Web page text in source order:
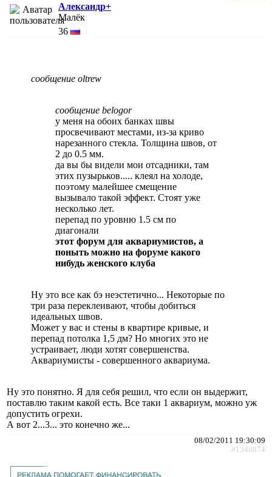
Александр+
Малёк
36
сообщение oltrew
сообщение belogor
у меня на обоих банках швы
просвечивают местами, из-за криво
нарезанного стекла. Толщина швов, от
2 до 0.5 мм.
да вы бы видели мои отсадники, там
этих пузырьков..... клеял на холоде,
поэтому малейшее смещение
вызывало такой эффект. Стоят уже
несколько лет.
перепад по уровню 1.5 см по
диагонали
этот форум для аквариумистов, а
поныть можно на форуме какого
нибудь женского клуба
Ну это все как бэ неэстетично... Некоторые по
три раза переклеивают, чтобы добиться
идеальных швов.
Может у вас и стены в квартире кривые, и
перепад потолка 1,5 дм? Но многих это не
устраивает, люди хотят совершенства.
Аквариумисты - совершенного аквариума.
Ну это понятно. Я для себя решил, что если он выдержит,
поставлю таким какой есть. Все таки 1 аквариум, можно уж
допустить огрехи.
А вот 2...3... это конечно же...
08/02/2011 19:30:09
#1348874